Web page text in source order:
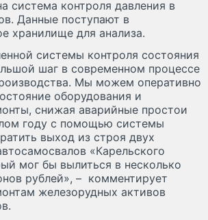
система контроля давления в
Данные поступают в
хранилище для анализа.
системы контроля состояния
шаг в современном процессе
Мы можем оперативно
оборудования и
снижая аварийные простои
году с помощью системы
выход из строя двух
«Карельского
мог бы вылиться в несколько
рублей», – комментирует
железорудных активов